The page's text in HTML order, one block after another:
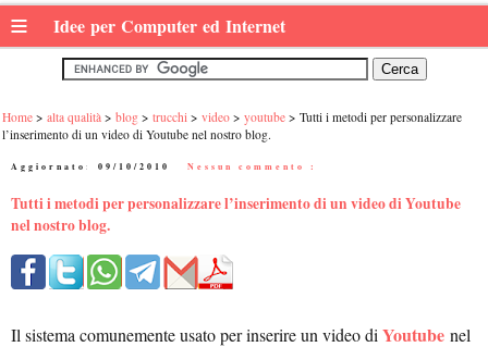
≡ Idee per Computer ed Internet
Home alta qualità blog trucchi video youtube
Tutti i metodi per personalizzare
l’inserimento di un video di Youtube nel nostro blog.
Aggiornato: 09/10/2010 Nessun commento :
Tutti i metodi per personalizzare l’inserimento di un video di Youtube
nel nostro blog.
Il sistema comunemente usato per inserire un video diYoutube nel